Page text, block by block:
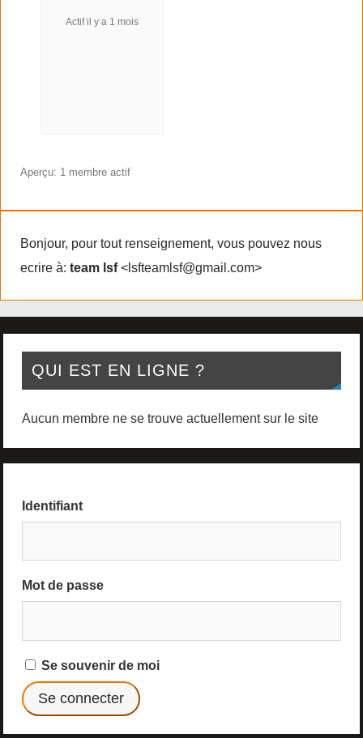
Actif il y a 1 mois
Aperçu: 1 membre actif
Bonjour, pour tout renseignement, vous pouvez nous
ecrire à:team lsf<lsfteamlsf@gmail.com>
QUI EST EN LIGNE ?
Aucun membre ne se trouve actuellement sur le site
Identifiant
Mot de passe
Se souvenir de moi